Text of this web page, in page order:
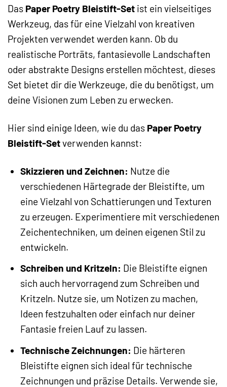
Das Paper Poetry Bleistift-Set ist ein vielseitiges
Werkzeug, das für eine Vielzahl von kreativen
Projekten verwendet werden kann. Ob du
realistische Porträts, fantasievolle Landschaften
oder abstrakte Designs erstellen möchtest, dieses
Set bietet dir die Werkzeuge, die du benötigst, um
deine Visionen zum Leben zu erwecken.
Hier sind einige Ideen, wie du das Paper Poetry
Bleistift-Setverwenden kannst:
Skizzieren und Zeichnen: Nutze die
verschiedenen Härtegrade der Bleistifte, um
eine Vielzahl von Schattierungen und Texturen
zu erzeugen. Experimentiere mit verschiedenen
Zeichentechniken, um deinen eigenen Stil zu
entwickeln.
Schreiben und Kritzeln: Die Bleistifte eignen
sich auch hervorragend zum Schreiben und
Kritzeln. Nutze sie, um Notizen zu machen,
Ideen festzuhalten oder einfach nur deiner
Fantasie freien Lauf zu lassen.
Technische Zeichnungen: Die härteren
Bleistifte eignen sich ideal für technische
Zeichnungen und präzise Details. Verwende sie,